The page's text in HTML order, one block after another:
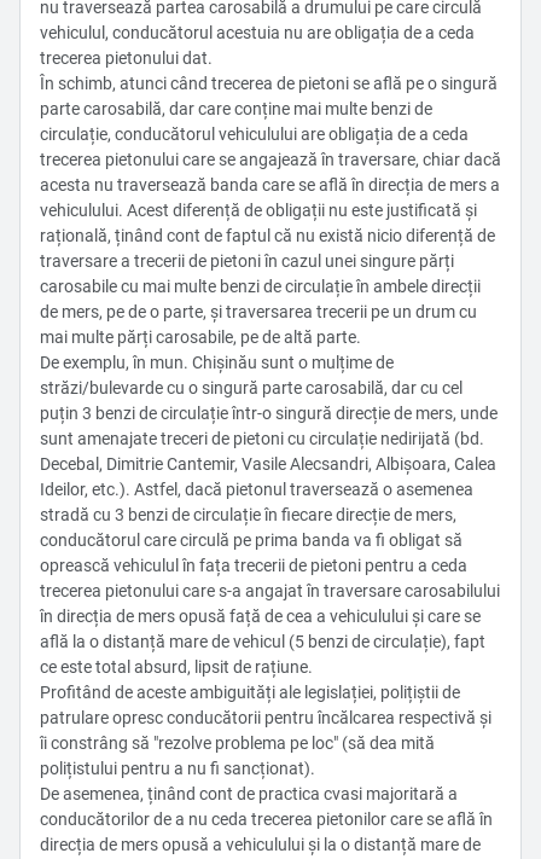
nu traversează partea carosabilă a drumului pe care circulă
vehiculul, conducătorul acestuia nu are obligația de a ceda
trecerea pietonului dat.
În schimb, atunci când trecerea de pietoni se află pe o singură
parte carosabilă, dar care conține mai multe benzi de
circulație, conducătorul vehiculului are obligația de a ceda
trecerea pietonului care se angajează în traversare, chiar dacă
acesta nu traversează banda care se află în direcția de mers a
vehiculului. Acest diferență de obligații nu este justificată și
rațională, ținând cont de faptul că nu există nicio diferență de
traversare a trecerii de pietoni în cazul unei singure părți
carosabile cu mai multe benzi de circulație în ambele direcții
de mers, pe de o parte, și traversarea trecerii pe un drum cu
mai multe părți carosabile, pe de altă parte.
De exemplu, în mun. Chișinău sunt o mulțime de
străzi/bulevarde cu o singură parte carosabilă, dar cu cel
puțin 3 benzi de circulație într-o singură direcție de mers, unde
sunt amenajate treceri de pietoni cu circulație nedirijată (bd.
Decebal, Dimitrie Cantemir, Vasile Alecsandri, Albișoara, Calea
Ideilor, etc.). Astfel, dacă pietonul traversează o asemenea
stradă cu 3 benzi de circulație în fiecare direcție de mers,
conducătorul care circulă pe prima banda va fi obligat să
oprească vehiculul în fața trecerii de pietoni pentru a ceda
trecerea pietonului care s-a angajat în traversare carosabilului
în direcția de mers opusă față de cea a vehiculului și care se
află la o distanță mare de vehicul (5 benzi de circulație), fapt
ce este total absurd, lipsit de rațiune.
Profitând de aceste ambiguități ale legislației, polițiștii de
patrulare opresc conducătorii pentru încălcarea respectivă și
îi constrâng să "rezolve problema pe loc" (să dea mită
polițistului pentru a nu fi sancționat).
De asemenea, ținând cont de practica cvasi majoritară a
conducătorilor de a nu ceda trecerea pietonilor care se află în
direcția de mers opusă a vehiculului și la o distanță mare de